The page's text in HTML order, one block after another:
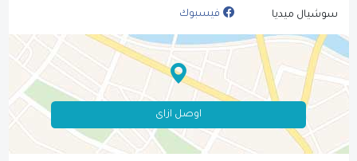
سوشيال ميديا فيسبوك
اوصل ازاى